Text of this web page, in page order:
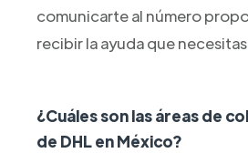
comunicarte al número
recibir la ayuda que
¿Cuáles son las áreas de
de DHL en México?